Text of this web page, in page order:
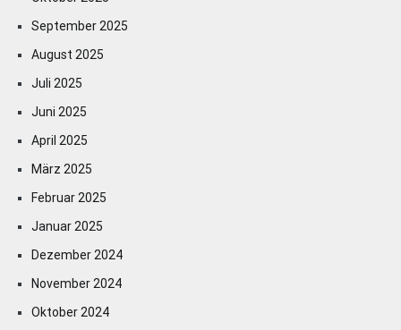
September 2025
August 2025
Juli 2025
Juni 2025
April 2025
März 2025
Februar 2025
Januar 2025
Dezember 2024
November 2024
Oktober 2024